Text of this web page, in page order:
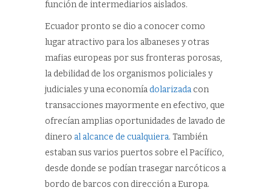
función de intermediarios aislados.
Ecuador pronto se dio a conocer como
lugar atractivo para los albaneses y otras
mafias europeas por sus fronteras porosas,
la debilidad de los organismos policiales y
judiciales y una economíadolarizada con
transacciones mayormente en efectivo, que
ofrecían amplias oportunidades de lavado de
dinero al alcance de cualquiera. También
estaban sus varios puertos sobre el Pacífico,
desde donde se podían trasegar narcóticos a
bordo de barcos con dirección a Europa.